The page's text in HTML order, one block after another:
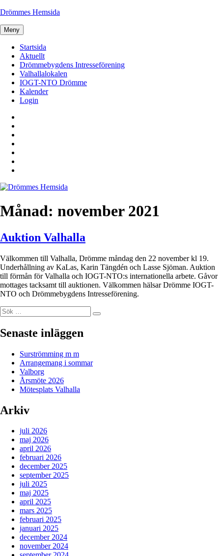
Hoppa
innehåll
Drömmes Hemsida
Meny
Startsida
Aktuellt
Drömmebygdens Intresseförening
Valhallalokalen
IOGT-NTO Drömme
Kalender
Login
Månad: november 2021
Auktion Valhalla
Välkommen till Valhalla, Drömme måndag den 22 november kl 19.
Underhållning av KaLas, Karin Tängdén och Lasse Sjöman. Auktion
till förmån för Valhalla och IOGT-NTO:s internationella arbete. Gåvor
mottages tacksamt till auktionen. Välkommen hälsar Drömme IOGT-
NTO och Drömmebygdens Intresseförening.
Sök
efter:
Sök
Senaste inläggen
Surströmming m m
Arrangemang i sommar
Valborg
Årsmöte 2026
Mötesplats Valhalla
Arkiv
juli 2026
maj 2026
april 2026
februari 2026
december 2025
september 2025
juli 2025
maj 2025
april 2025
mars 2025
februari 2025
januari 2025
december 2024
november 2024